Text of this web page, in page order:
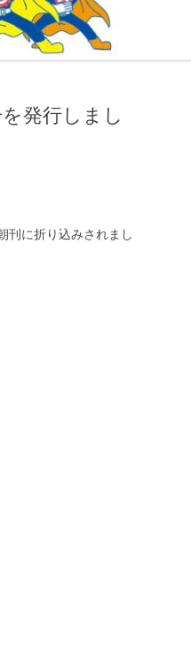
発行しまし
刊に折り込みされまし